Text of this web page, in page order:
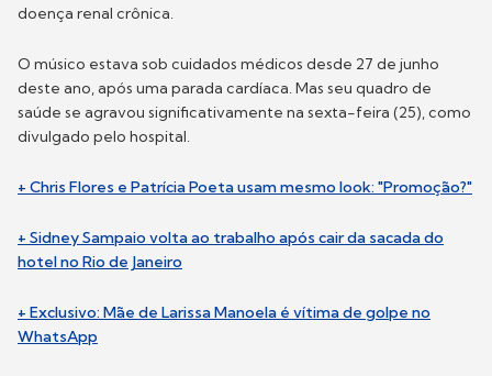
doença renal crônica.
O músico estava sob cuidados médicos desde 27 de junho
deste ano, após uma parada cardíaca. Mas seu quadro de
saúde se agravou significativamente na sexta-feira (25), como
divulgado pelo hospital.
+ Chris Flores e Patrícia Poeta usam mesmo look: "Promoção?"
+ Sidney Sampaio volta ao trabalho após cair da sacada do
hotel no Rio de Janeiro
+ Exclusivo: Mãe de Larissa Manoela é vítima de golpe no
WhatsApp